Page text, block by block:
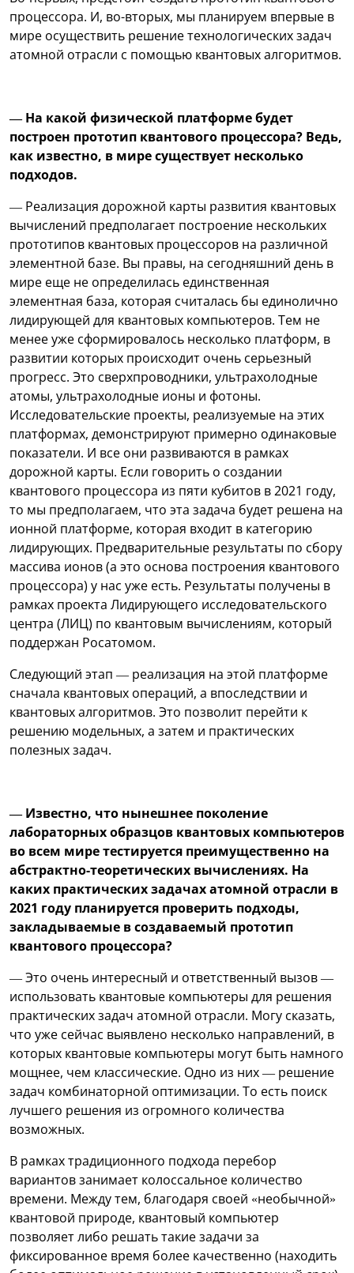
процессора. И, во-вторых, мы планируем впервые в
мире осуществить решение технологических задач
атомной отрасли с помощью квантовых алгоритмов.
— На какой физической платформе будет
построен прототип квантового процессора? Ведь,
как известно, в мире существует несколько
подходов.
— Реализация дорожной карты развития квантовых
вычислений предполагает построение нескольких
прототипов квантовых процессоров на различной
элементной базе. Вы правы, на сегодняшний день в
мире еще не определилась единственная
элементная база, которая считалась бы единолично
лидирующей для квантовых компьютеров. Тем не
менее уже сформировалось несколько платформ, в
развитии которых происходит очень серьезный
прогресс. Это сверхпроводники, ультрахолодные
атомы, ультрахолодные ионы и фотоны.
Исследовательские проекты, реализуемые на этих
платформах, демонстрируют примерно одинаковые
показатели. И все они развиваются в рамках
дорожной карты. Если говорить о создании
квантового процессора из пяти кубитов в 2021 году,
то мы предполагаем, что эта задача будет решена на
ионной платформе, которая входит в категорию
лидирующих. Предварительные результаты по сбору
массива ионов (а это основа построения квантового
процессора) у нас уже есть. Результаты получены в
рамках проекта Лидирующего исследовательского
центра (ЛИЦ) по квантовым вычислениям, который
поддержан Росатомом.
Следующий этап — реализация на этой платформе
сначала квантовых операций, а впоследствии и
квантовых алгоритмов. Это позволит перейти к
решению модельных, а затем и практических
полезных задач.
— Известно, что нынешнее поколение
лабораторных образцов квантовых компьютеров
во всем мире тестируется преимущественно на
абстрактно-теоретических вычислениях. На
каких практических задачах атомной отрасли в
2021 году планируется проверить подходы,
закладываемые в создаваемый прототип
квантового процессора?
— Это очень интересный и ответственный вызов —
использовать квантовые компьютеры для решения
практических задач атомной отрасли. Могу сказать,
что уже сейчас выявлено несколько направлений, в
которых квантовые компьютеры могут быть намного
мощнее, чем классические. Одно из них — решение
задач комбинаторной оптимизации. То есть поиск
лучшего решения из огромного количества
возможных.
В рамках традиционного подхода перебор
вариантов занимает колоссальное количество
времени. Между тем, благодаря своей «необычной»
квантовой природе, квантовый компьютер
позволяет либо решать такие задачи за
фиксированное время более качественно (находить